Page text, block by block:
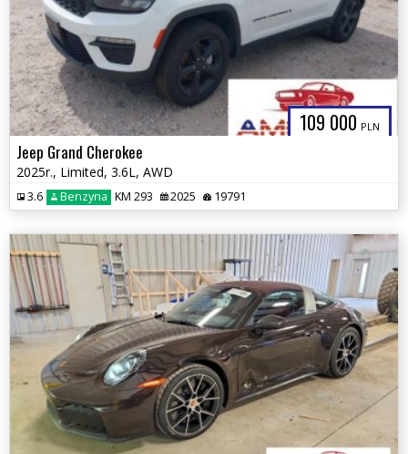
109 000 PLN
Jeep Grand Cherokee
2025r., Limited, 3.6L, AWD
3.6 Benzyna KM 293 2025 19791